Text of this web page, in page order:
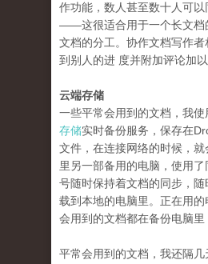
作功能，数人甚至数十人可
——这很适合用于一个长文档
文档的分工。协作文档写作
到别人的进 度并附加评论加以
云端存储
一些平常会用到的文档，我使
存储实时备份服务，保存在
文件，在连接网络的时候，
里另一部备用的电脑，使用
号随时保持着文档的同步，
载到本地的电脑里。正在用的
会用到的文档都在备份电脑里
平常会用到的文档，我还隔